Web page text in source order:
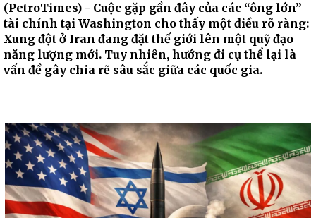
(PetroTimes) - Cuộc gặp gần đây của các “ông lớn”
tài chính tại Washington cho thấy một điều rõ ràng:
Xung đột ở Iran đang đặt thế giới lên một quỹ đạo
năng lượng mới. Tuy nhiên, hướng đi cụ thể lại là
vấn đề gây chia rẽ sâu sắc giữa các quốc gia.